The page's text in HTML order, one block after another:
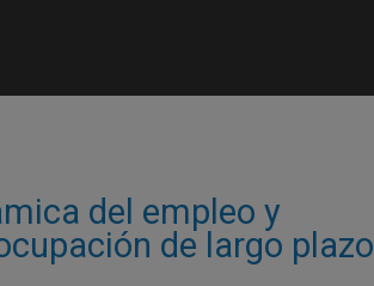
del empleo y
de largo plazo